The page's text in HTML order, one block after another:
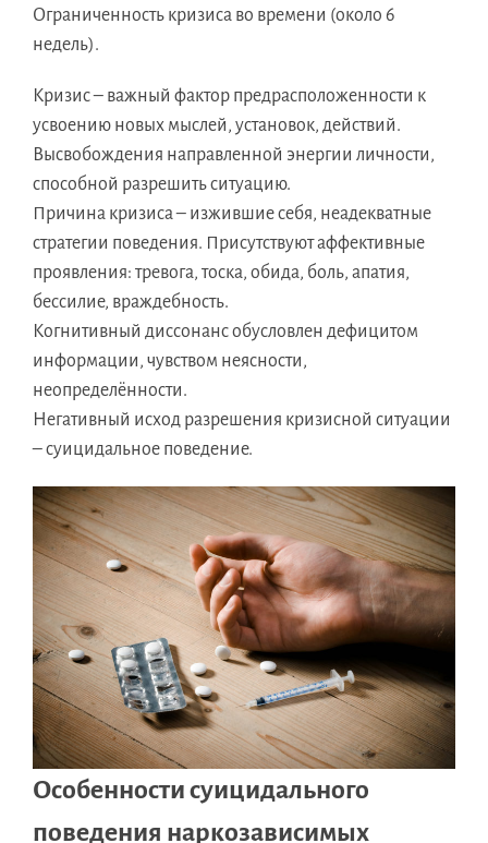
Ограниченность кризиса во времени (около 6
недель).
Кризис – важный фактор предрасположенности к
усвоению новых мыслей, установок, действий.
Высвобождения направленной энергии личности,
способной разрешить ситуацию.
Причина кризиса – изжившие себя, неадекватные
стратегии поведения. Присутствуют аффективные
проявления: тревога, тоска, обида, боль, апатия,
бессилие, враждебность.
Когнитивный диссонанс обусловлен дефицитом
информации, чувством неясности,
неопределённости.
Негативный исход разрешения кризисной ситуации
– суицидальное поведение.
Особенности суицидального
поведения наркозависимых